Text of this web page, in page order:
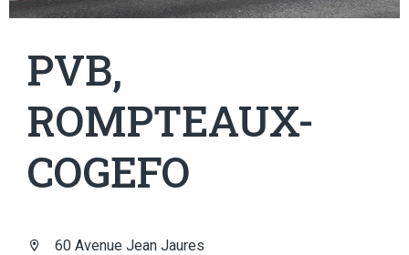
PVB,
ROMPTEAUX-
COGEFO
60 Avenue Jean Jaures